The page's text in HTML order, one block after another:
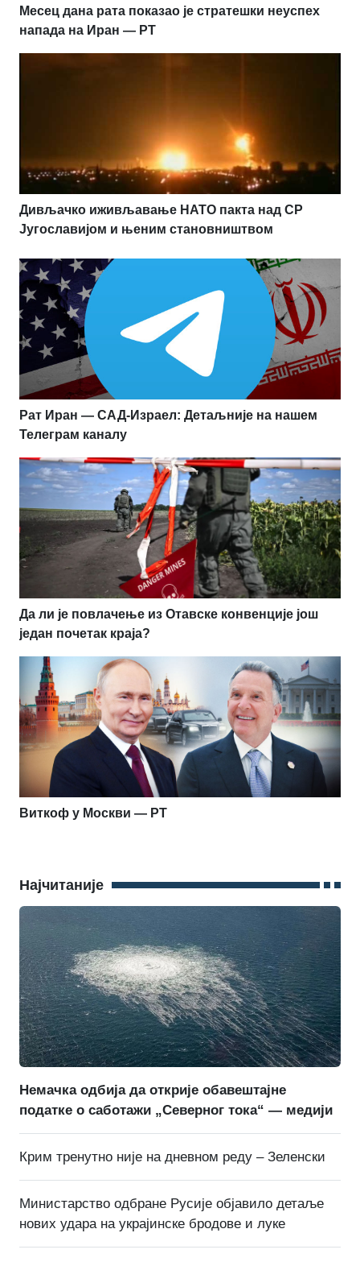
Месец дана рата показао је стратешки неуспех
напада на Иран — РТ
Дивљачко иживљавање НАТО пакта над СР
Југославијом и њеним становништвом
Рат Иран — САД-Израел: Детаљније на нашем
Телеграм каналу
Да ли је повлачење из Отавске конвенције још
један почетак краја?
Виткоф у Москви — РТ
Најчитаније
Немачка одбија да открије обавештајне
податке о саботажи „Северног тока“ — медији
Крим тренутно није на дневном реду – Зеленски
Министарство одбране Русије објавило детаље
нових удара на украјинске бродове и луке